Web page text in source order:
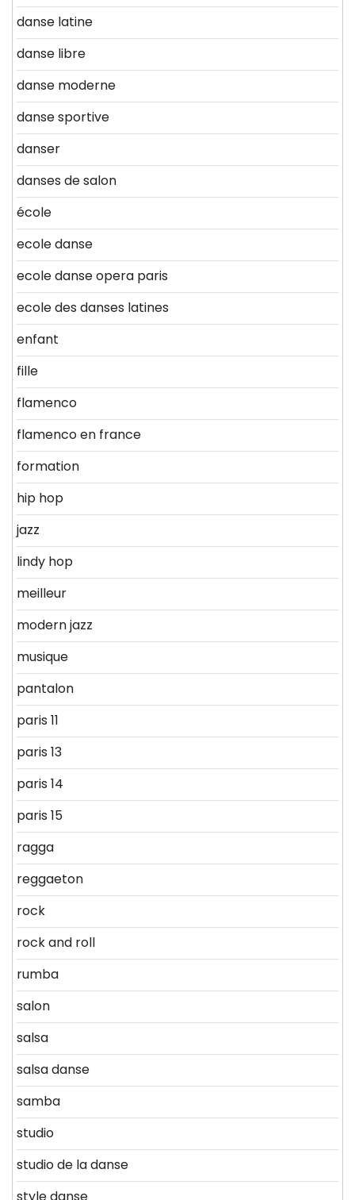
danse latine
danse libre
danse moderne
danse sportive
danser
danses de salon
école
ecole danse
ecole danse opera paris
ecole des danses latines
enfant
fille
flamenco
flamenco en france
formation
hip hop
jazz
lindy hop
meilleur
modern jazz
musique
pantalon
paris 11
paris 13
paris 14
paris 15
ragga
reggaeton
rock
rock and roll
rumba
salon
salsa
salsa danse
samba
studio
studio de la danse